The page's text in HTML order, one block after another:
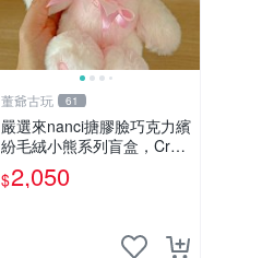
董爺古玩 61
嚴選來nanci搪膠臉巧克力繽
紛毛絨小熊系列盲盒，Crea
my櫻花巧藝盲盒 隱藏款Cre
amy櫻花巧藝 嬰熊盲盒娃娃
$2,050